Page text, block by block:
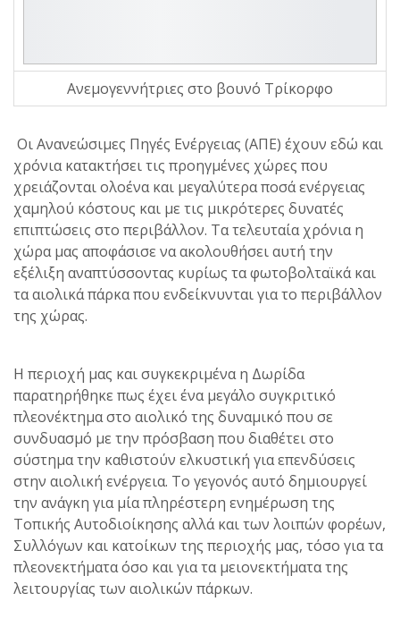
Ανεμογεννήτριες στο βουνό Τρίκορφο
Οι Ανανεώσιμες Πηγές Ενέργειας (ΑΠΕ) έχουν εδώ και
χρόνια κατακτήσει τις προηγμένες χώρες που
χρειάζονται ολοένα και μεγαλύτερα ποσά ενέργειας
χαμηλού κόστους και με τις μικρότερες δυνατές
επιπτώσεις στο περιβάλλον. Τα τελευταία χρόνια η
χώρα μας αποφάσισε να ακολουθήσει αυτή την
εξέλιξη αναπτύσσοντας κυρίως τα φωτοβολταϊκά και
τα αιολικά πάρκα που ενδείκνυνται για το περιβάλλον
της χώρας.
Η περιοχή μας και συγκεκριμένα η Δωρίδα
παρατηρήθηκε πως έχει ένα μεγάλο συγκριτικό
πλεονέκτημα στο αιολικό της δυναμικό που σε
συνδυασμό με την πρόσβαση που διαθέτει στο
σύστημα την καθιστούν ελκυστική για επενδύσεις
στην αιολική ενέργεια. Το γεγονός αυτό δημιουργεί
την ανάγκη για μία πληρέστερη ενημέρωση της
Τοπικής Αυτοδιοίκησης αλλά και των λοιπών φορέων,
Συλλόγων και κατοίκων της περιοχής μας, τόσο για τα
πλεονεκτήματα όσο και για τα μειονεκτήματα της
λειτουργίας των αιολικών πάρκων.